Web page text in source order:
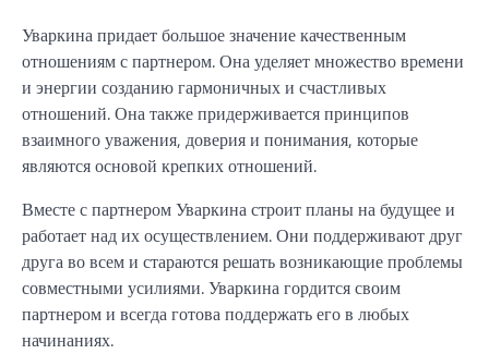
Уваркина придает большое значение качественным
отношениям с партнером. Она уделяет множество времени
и энергии созданию гармоничных и счастливых
отношений. Она также придерживается принципов
взаимного уважения, доверия и понимания, которые
являются основой крепких отношений.
Вместе с партнером Уваркина строит планы на будущее и
работает над их осуществлением. Они поддерживают друг
друга во всем и стараются решать возникающие проблемы
совместными усилиями. Уваркина гордится своим
партнером и всегда готова поддержать его в любых
начинаниях.